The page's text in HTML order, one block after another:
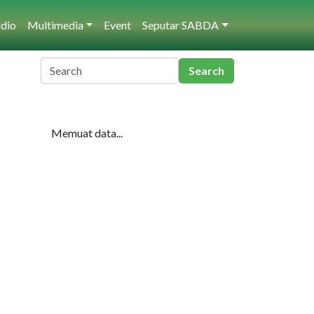
Multimedia Event Seputar SABDA
Memuat data...